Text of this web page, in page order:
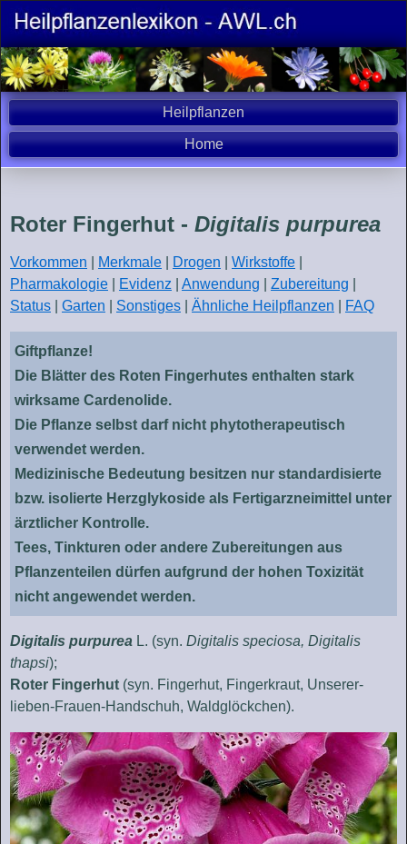
Heilpflanzen
Home
Roter Fingerhut - Digitalis purpurea
Vorkommen Merkmale Drogen Wirkstoffe
Pharmakologie
Evidenz Anwendung Zubereitung
Status
Garten Sonstiges Ähnliche Heilpflanzen FAQ
Giftpflanze!
Die Blätter des Roten Fingerhutes enthalten stark
wirksame Cardenolide.
Die Pflanze selbst darf nicht phytotherapeutisch
verwendet werden.
Medizinische Bedeutung besitzen nur standardisierte
bzw. isolierte Herzglykoside als Fertigarzneimittel unter
ärztlicher Kontrolle.
Tees, Tinkturen oder andere Zubereitungen aus
Pflanzenteilen dürfen aufgrund der hohen Toxizität
nicht angewendet werden.
Digitalis purpurea L. (syn. Digitalis speciosa, Digitalis
thapsi);
Roter Fingerhut (syn. Fingerhut, Fingerkraut, Unserer-
lieben-Frauen-Handschuh, Waldglöckchen).